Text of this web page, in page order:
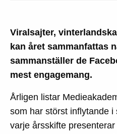
Viralsajter,
kan året sammanfattas
sammanställer de
mest engagemang.
Årligen listar
som har störst inflytande i
varje årsskifte